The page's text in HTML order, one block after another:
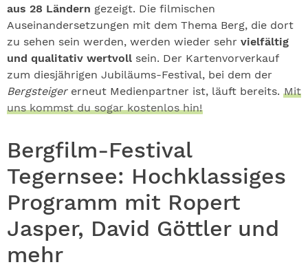
aus 28 Ländern gezeigt. Die filmischen
Auseinandersetzungen mit dem Thema Berg, die dort
zu sehen sein werden, werden wieder sehr vielfältig
und qualitativ wertvoll sein. Der Kartenvorverkauf
zum diesjährigen Jubiläums-Festival, bei dem der
Bergsteiger erneut Medienpartner ist, läuft bereits. Mit
uns kommst du sogar kostenlos hin!
Bergfilm-Festival
Tegernsee: Hochklassiges
Programm mit Ropert
Jasper, David Göttler und
mehr